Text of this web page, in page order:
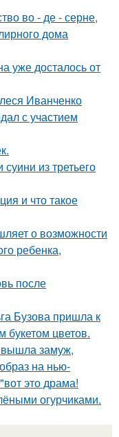
во - де - серне,
дома
уже досталось от
Иванченко
с участием
из третьего
и что такое
о возможности
ребенка,
после
Бузова пришла к
букетом цветов.
вышла замуж,
на нью-
это драма!
огурчиками.